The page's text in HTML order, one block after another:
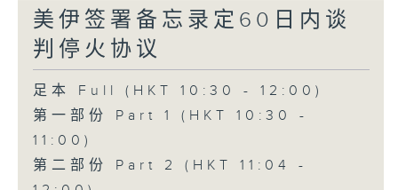
美伊签署备忘录定60日内谈
判停火协议
足本 Full (HKT 10:30 - 12:00)
第一部份 Part 1 (HKT 10:30 -
11:00)
第二部份 Part 2 (HKT 11:04 -